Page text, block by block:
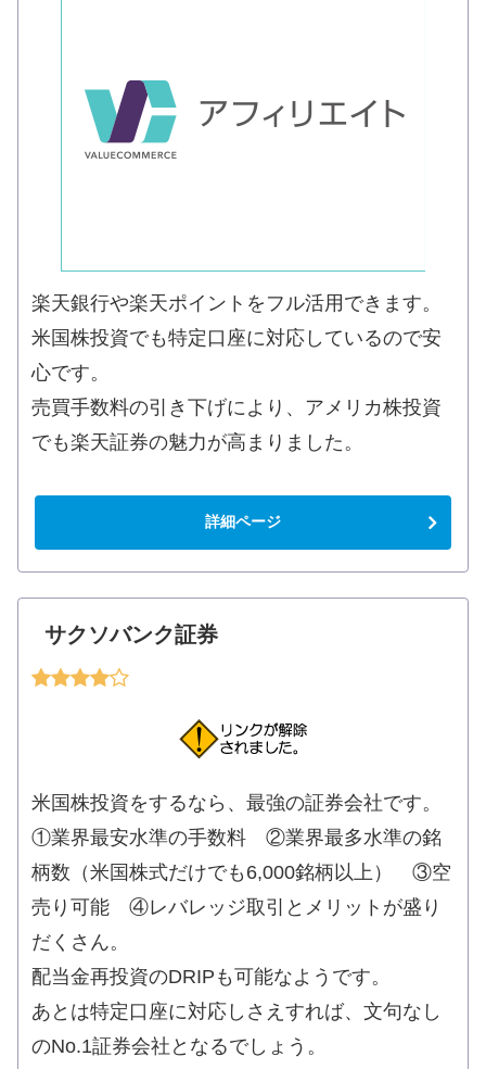
楽天銀行や楽天ポイントをフル活用できます。
米国株投資でも特定口座に対応しているので安
心です。
売買手数料の引き下げにより、アメリカ株投資
でも楽天証券の魅力が高まりました。
詳細ページ
サクソバンク証券
米国株投資をするなら、最強の証券会社です。
①業界最安水準の手数料 ②業界最多水準の銘
柄数（米国株式だけでも6,000銘柄以上） ③空
売り可能 ④レバレッジ取引とメリットが盛り
だくさん。
配当金再投資のDRIPも可能なようです。
あとは特定口座に対応しさえすれば、文句なし
のNo.1証券会社となるでしょう。